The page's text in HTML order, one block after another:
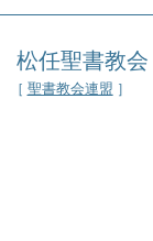
松任聖書教会
［ 聖書教会連盟 ］